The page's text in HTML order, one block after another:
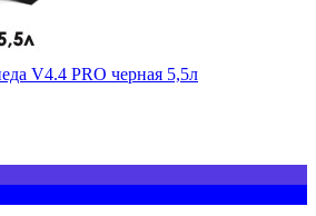
V4.4 PRO черная 5,5л